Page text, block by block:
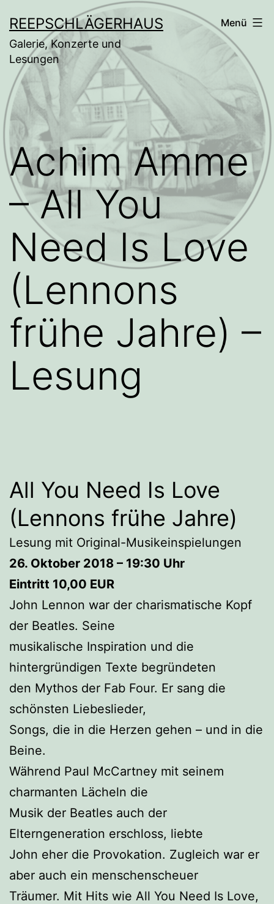
Inhalt
springen
REEPSCHLÄGERHAUS
Galerie, Konzerte und
Lesungen
Menü
Achim Amme
– All You
Need Is Love
(Lennons
frühe Jahre) –
Lesung
All You Need Is Love
(Lennons frühe Jahre)
Lesung mit Original-Musikeinspielungen
26. Oktober 2018 – 19:30 Uhr
Eintritt 10,00 EUR
John Lennon war der charismatische Kopf
der Beatles. Seine
musikalische Inspiration und die
hintergründigen Texte begründeten
den Mythos der Fab Four. Er sang die
schönsten Liebeslieder,
Songs, die in die Herzen gehen – und in die
Beine.
Während Paul McCartney mit seinem
charmanten Lächeln die
Musik der Beatles auch der
Elterngeneration erschloss, liebte
John eher die Provokation. Zugleich war er
aber auch ein menschenscheuer
Träumer. Mit Hits wie All You Need Is Love,